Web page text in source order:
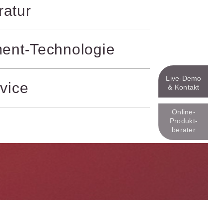
sind ebenso berücksichtigt wie
effizient.
Technologie
Neue Zeitschriftenausgaben
Live‑Demo
& Kontakt
Online-
Produkt­
berater